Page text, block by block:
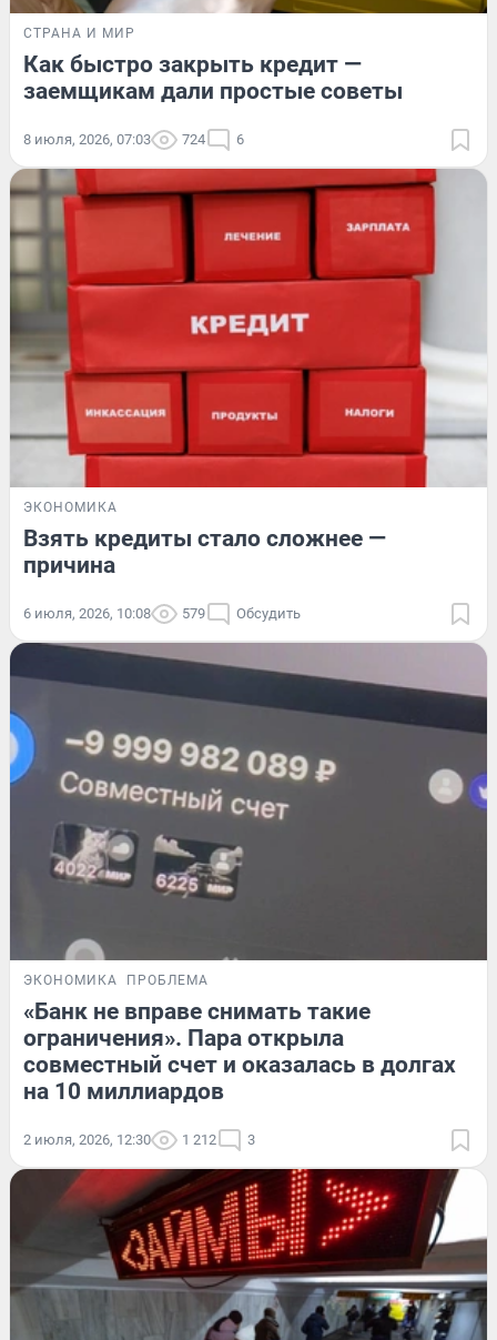
СТРАНА И МИР
Как быстро закрыть кредит —
заемщикам дали простые советы
8 июля, 2026, 07:03 724 6
ЭКОНОМИКА
Взять кредиты стало сложнее —
причина
6 июля, 2026, 10:08 579 Обсудить
ЭКОНОМИКА ПРОБЛЕМА
«Банк не вправе снимать такие
ограничения». Пара открыла
совместный счет и оказалась в долгах
на 10 миллиардов
2 июля, 2026, 12:30 1 212 3